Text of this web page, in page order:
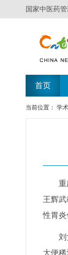
国家中医药
首页
当前位置： 学
重庆
王辉
性胃炎
刘女
大便